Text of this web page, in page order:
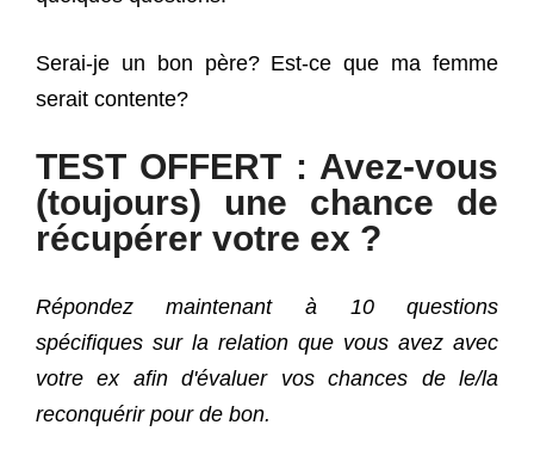
Serai-je un bon père? Est-ce que ma femme
serait contente?
TEST OFFERT : Avez-vous
(toujours) une chance de
récupérer votre ex ?
Répondez maintenant à 10 questions
spécifiques sur la relation que vous avez avec
votre ex afin d'évaluer vos chances de le/la
reconquérir pour de bon.